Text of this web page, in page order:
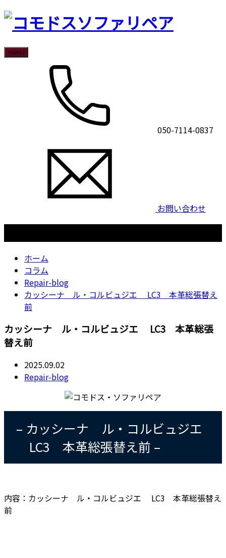
menu
050-7114-0837
お問い合わせ
ホーム
コラム
Repair-blog
カッシーナ ル・コルビュジエ LC3 本革総張替え
前
カッシーナ ル・コルビュジエ LC3 本革総張
替え前
2025.09.02
Repair-blog
– カッシーナ ル・コルビュジエ
LC3 本革総張替え前 –
内容：カッシーナ ル・コルビュジエ LC3 本革総張替え
前